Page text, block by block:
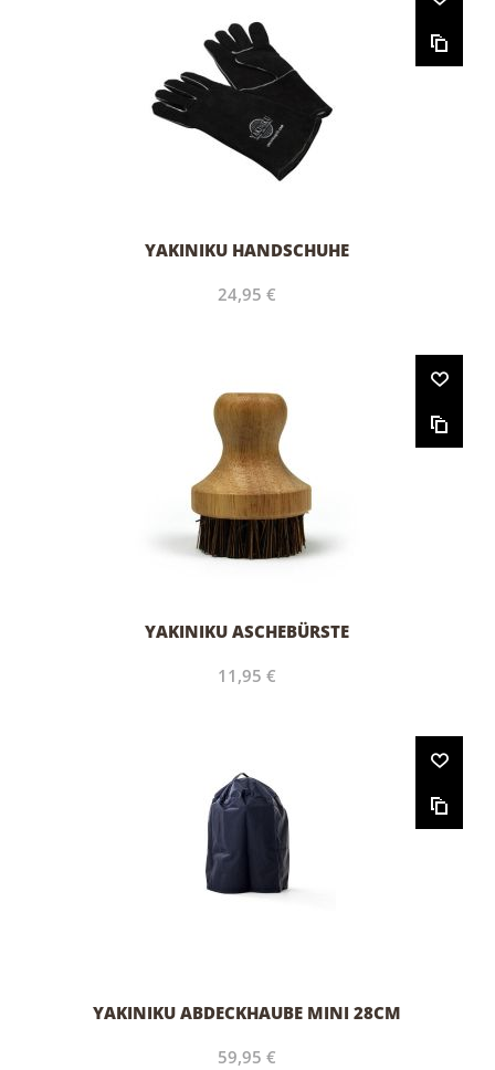
YAKINIKU HANDSCHUHE
24,95 €
YAKINIKU ASCHEBÜRSTE
11,95 €
YAKINIKU ABDECKHAUBE MINI 28CM
59,95 €